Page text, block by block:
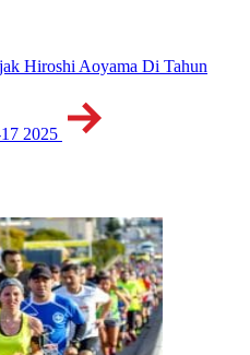
Hiroshi Aoyama Di Tahun
2025